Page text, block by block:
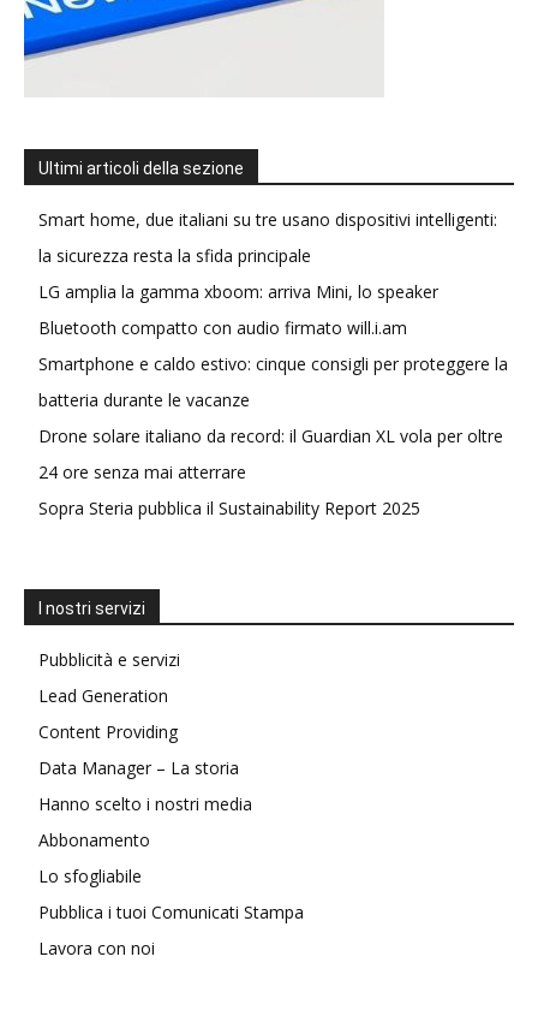
Ultimi articoli della sezione
Smart home, due italiani su tre usano dispositivi intelligenti:
la sicurezza resta la sfida principale
LG amplia la gamma xboom: arriva Mini, lo speaker
Bluetooth compatto con audio firmato will.i.am
Smartphone e caldo estivo: cinque consigli per proteggere la
batteria durante le vacanze
Drone solare italiano da record: il Guardian XL vola per oltre
24 ore senza mai atterrare
Sopra Steria pubblica il Sustainability Report 2025
I nostri servizi
Pubblicità e servizi
Lead Generation
Content Providing
Data Manager – La storia
Hanno scelto i nostri media
Abbonamento
Lo sfogliabile
Pubblica i tuoi Comunicati Stampa
Lavora con noi